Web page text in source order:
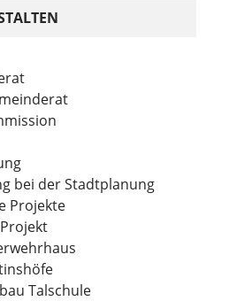
bei der Stadtplanung
Projekte
Talschule